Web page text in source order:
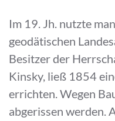
Im 19. Jh. nutzte
geodätischen
Besitzer der
Kinsky, ließ 1854
errichten. Wegen
abgerissen werden.